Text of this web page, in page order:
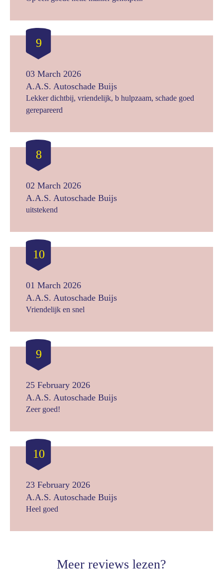
9
03 March 2026
A.A.S. Autoschade Buijs
Lekker dichtbij, vriendelijk, b hulpzaam, schade goed
gerepareerd
8
02 March 2026
A.A.S. Autoschade Buijs
uitstekend
10
01 March 2026
A.A.S. Autoschade Buijs
Vriendelijk en snel
9
25 February 2026
A.A.S. Autoschade Buijs
Zeer goed!
10
23 February 2026
A.A.S. Autoschade Buijs
Heel goed
Meer reviews lezen?